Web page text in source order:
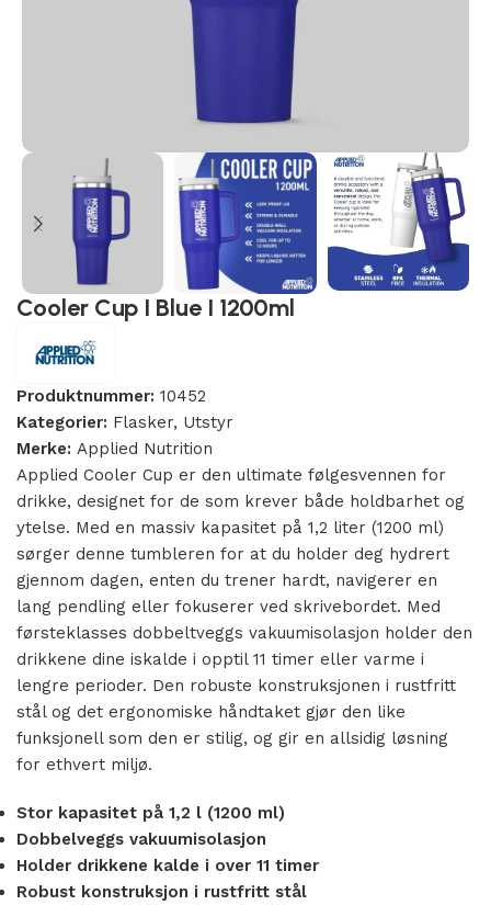
Cooler Cup I Blue I 1200ml
Produktnummer: 10452
Kategorier: Flasker, Utstyr
Merke: Applied Nutrition
Applied Cooler Cup er den ultimate følgesvennen for
drikke, designet for de som krever både holdbarhet og
ytelse. Med en massiv kapasitet på 1,2 liter (1200 ml)
sørger denne tumbleren for at du holder deg hydrert
gjennom dagen, enten du trener hardt, navigerer en
lang pendling eller fokuserer ved skrivebordet. Med
førsteklasses dobbeltveggs vakuumisolasjon holder den
drikkene dine iskalde i opptil 11 timer eller varme i
lengre perioder. Den robuste konstruksjonen i rustfritt
stål og det ergonomiske håndtaket gjør den like
funksjonell som den er stilig, og gir en allsidig løsning
for ethvert miljø.
Stor kapasitet på 1,2 l (1200 ml)
Dobbelveggs vakuumisolasjon
Holder drikkene kalde i over 11 timer
Robust konstruksjon i rustfritt stål